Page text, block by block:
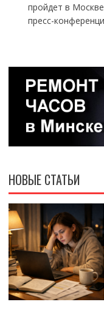
пройдет в
пресс-
НОВЫЕ СТАТЬИ